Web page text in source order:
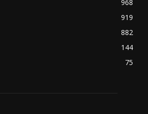
968
919
882
144
75